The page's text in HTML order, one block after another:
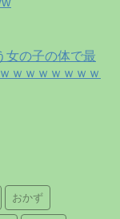
女の子の体で最
ｗｗｗｗｗｗｗ
おかず